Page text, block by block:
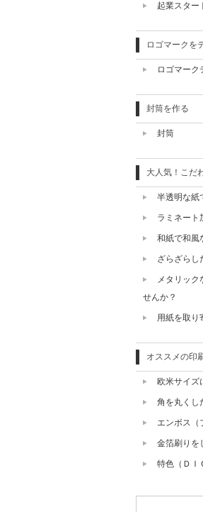
起業スター
ロゴマークを
ロゴマーク
封筒を作る
封筒
大人気！こだ
半透明な紙
ラミネート
和紙で和風
ざらざらし
メタリック
せんか？
用紙を取り
オススメの印
欧米サイズ
角を丸くし
エンボス（
金箔刷りを
特色（ＤＩ